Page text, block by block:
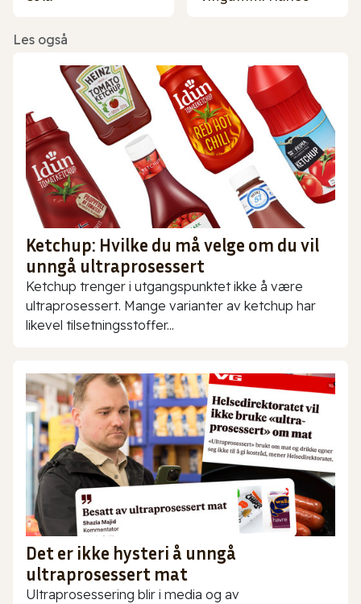
Les også
Ketchup: Hvilke du må velge om du vil
unngå ultraprosessert
Ketchup trenger i utgangspunktet ikke å være
ultraprosessert. Mange varianter av ketchup har
likevel tilsetningsstoffer...
Det er ikke hysteri å unngå
ultraprosessert mat
Ultraprosessering blir i media og av